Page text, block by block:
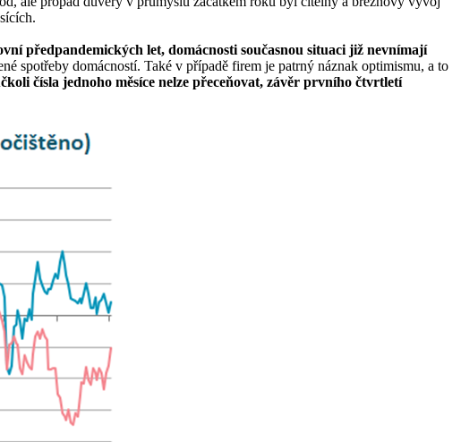
předpandemických let, domácnosti současnou situaci již nevnímají
spotřeby domácností. Také v případě firem je patrný náznak optimismu, a to
čísla jednoho měsíce nelze přeceňovat, závěr prvního čtvrtletí